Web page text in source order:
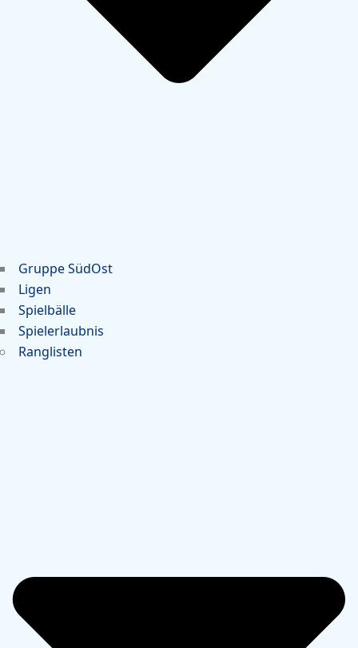
Gruppe SüdOst
Ligen
Spielbälle
Spielerlaubnis
Ranglisten